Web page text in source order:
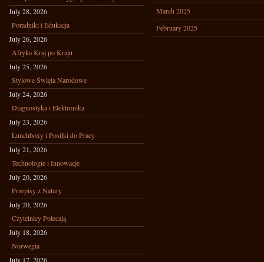
July 28, 2026
Poradniki i Edukacja
July 26, 2026
Afryka Kraj po Kraju
July 25, 2026
Stylowe Święta Narodowe
July 24, 2026
Diagnostyka i Elektronika
July 23, 2026
Lunchboxy i Posiłki do Pracy
July 21, 2026
Technologie i Innowacje
July 20, 2026
Przepisy z Natury
July 20, 2026
Czytelnicy Polecają
July 18, 2026
Norwegia
July 17, 2026
March 2025
February 2025